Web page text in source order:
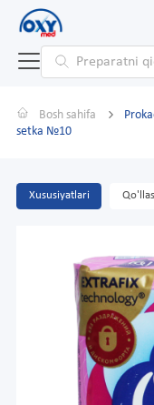
Bosh sahifa
setka №10
Xususiyatlari